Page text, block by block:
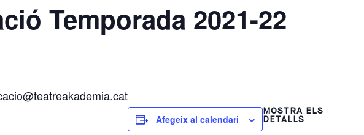
Temporada 2021-22
Afegeix al calendari
MOSTRA ELS
DETALLS